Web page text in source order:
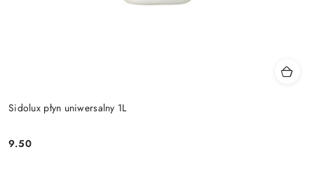
Sidolux płyn uniwersalny 1L
Cena:
9.50